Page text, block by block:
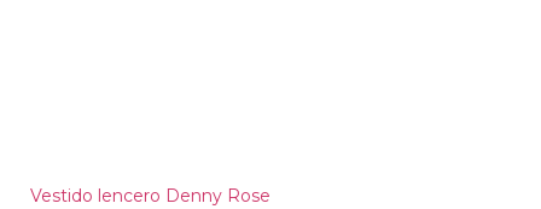
Vestido lencero Denny Rose